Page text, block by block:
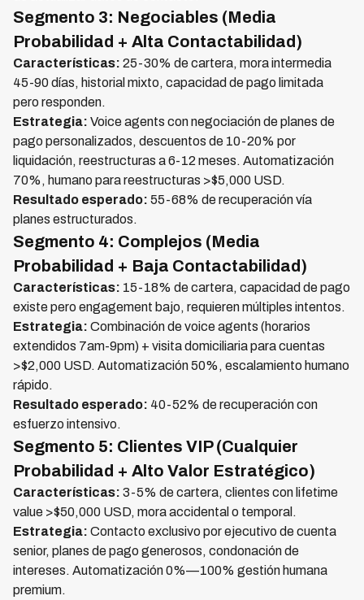
Segmento 3: Negociables (Media
Probabilidad + Alta Contactabilidad)
Características: 25-30% de cartera, mora intermedia
45-90 días, historial mixto, capacidad de pago limitada
pero responden.
Estrategia: Voice agents con negociación de planes de
pago personalizados, descuentos de 10-20% por
liquidación, reestructuras a 6-12 meses. Automatización
70%, humano para reestructuras >$5,000 USD.
Resultado esperado: 55-68% de recuperación vía
planes estructurados.
Segmento 4: Complejos (Media
Probabilidad + Baja Contactabilidad)
Características: 15-18% de cartera, capacidad de pago
existe pero engagement bajo, requieren múltiples intentos.
Estrategia: Combinación de voice agents (horarios
extendidos 7am-9pm) + visita domiciliaria para cuentas
>$2,000 USD. Automatización 50%, escalamiento humano
rápido.
Resultado esperado: 40-52% de recuperación con
esfuerzo intensivo.
Segmento 5: Clientes VIP (Cualquier
Probabilidad + Alto Valor Estratégico)
Características: 3-5% de cartera, clientes con lifetime
value >$50,000 USD, mora accidental o temporal.
Estrategia: Contacto exclusivo por ejecutivo de cuenta
senior, planes de pago generosos, condonación de
intereses. Automatización 0%—100% gestión humana
premium.